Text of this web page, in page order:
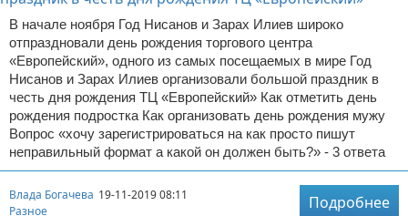
В начале ноября Год Нисанов и Зарах Илиев широко
отпраздновали день рождения торгового центра
«Европейский», одного из самых посещаемых в мире Год
Нисанов и Зарах Илиев организовали большой праздник в
честь дня рождения ТЦ «Европейский» Как отметить день
рождения подростка Как организовать день рождения мужу
Вопрос «хочу зарегистрироваться на как просто пишут
неправильный формат а какой он должен быть?» - 3 ответа
Влада Богачева 19-11-2019 08:11
Разное
Подробнее